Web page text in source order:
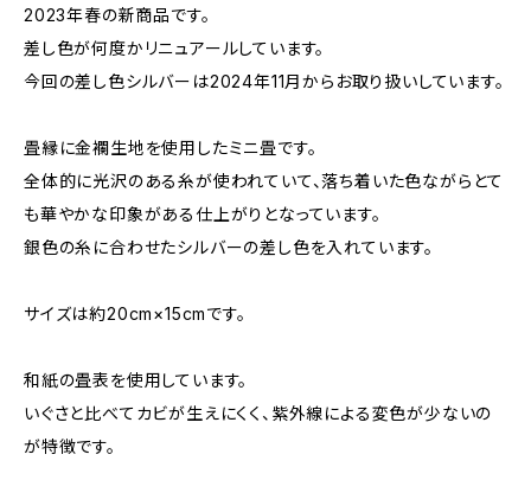
2023年春の新商品です。
差し色が何度かリニュアールしています。
今回の差し色シルバーは2024年11月からお取り扱いしています。
畳縁に金襴生地を使用したミニ畳です。
全体的に光沢のある糸が使われていて、落ち着いた色ながらとて
も華やかな印象がある仕上がりとなっています。
銀色の糸に合わせたシルバーの差し色を入れています。
サイズは約20cm×15cmです。
和紙の畳表を使用しています。
いぐさと比べてカビが生えにくく、紫外線による変色が少ないの
が特徴です。